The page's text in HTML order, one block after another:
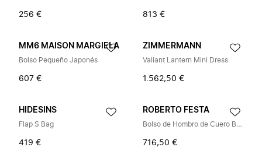
256 € 813 €
MM6 MAISON MARGIELA
Bolso Pequeño Japonés
607 €
ZIMMERMANN
Valiant Lantern Mini Dress
1.562,50 €
HIDESINS
Flap S Bag
419 €
ROBERTO FESTA
Bolso de Hombro de Cuero Brillante
716,50 €